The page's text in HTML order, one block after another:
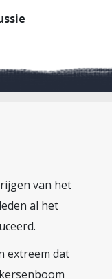
van het
al het
extreem dat